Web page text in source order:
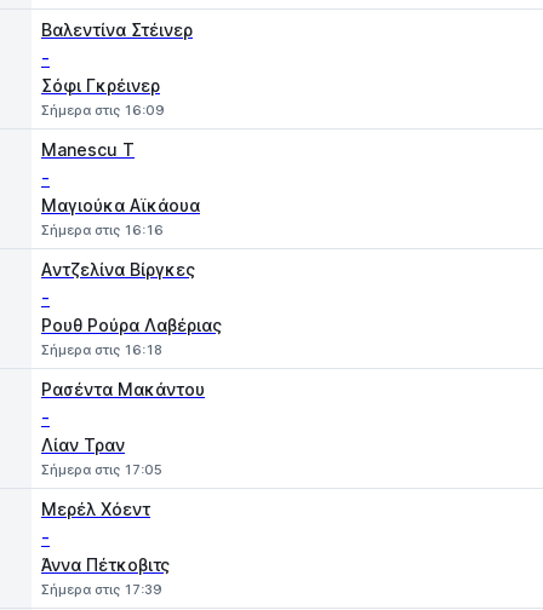
Βαλεντίνα Στέινερ
-
Σόφι Γκρέινερ
Σήμερα στις 16:09
Manescu T
-
Μαγιούκα Αϊκάουα
Σήμερα στις 16:16
Aντζελίνα Βίργκες
-
Ρουθ Ρούρα Λαβέριας
Σήμερα στις 16:18
Ρασέντα Μακάντου
-
Λίαν Τραν
Σήμερα στις 17:05
Μερέλ Χόεντ
-
Άννα Πέτκοβιτς
Σήμερα στις 17:39